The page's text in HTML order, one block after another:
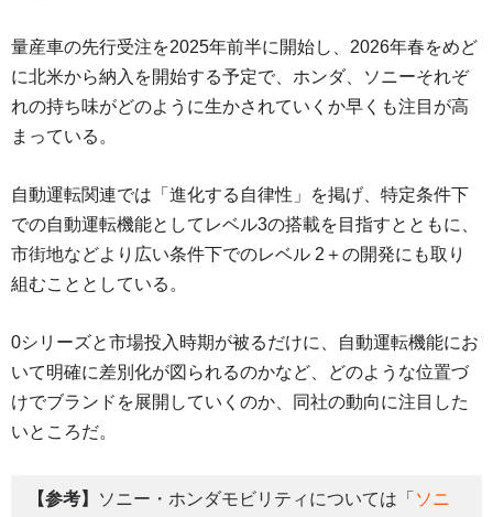
量産車の先行受注を2025年前半に開始し、2026年春をめど
に北米から納入を開始する予定で、ホンダ、ソニーそれぞ
れの持ち味がどのように生かされていくか早くも注目が高
まっている。
自動運転関連では「進化する自律性」を掲げ、特定条件下
での自動運転機能としてレベル3の搭載を目指すとともに、
市街地などより広い条件下でのレベル 2＋の開発にも取り
組むこととしている。
0シリーズと市場投入時期が被るだけに、自動運転機能にお
いて明確に差別化が図られるのかなど、どのような位置づ
けでブランドを展開していくのか、同社の動向に注目した
いところだ。
【参考】 ソニー・ホンダモビリティについては「 ソニ